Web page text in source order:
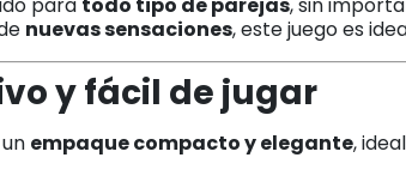
nuevas sensaciones, este juego es
y fácil de jugar
empaque compacto y elegante,